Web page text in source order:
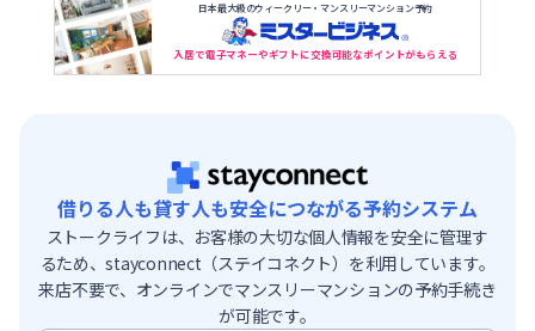
日本最大級のウィークリー・マンスリーマンション予約
入居で電子マネーやギフトに交換可能なポイントがもらえる
借りる人も貸す人も安全につながる予約システム
ストークライフは、お客様の大切な個人情報を安全に管理す
るため、stayconnect（ステイコネクト）を利用しています。
来店不要で、オンラインでマンスリーマンションの予約手続き
が可能です。